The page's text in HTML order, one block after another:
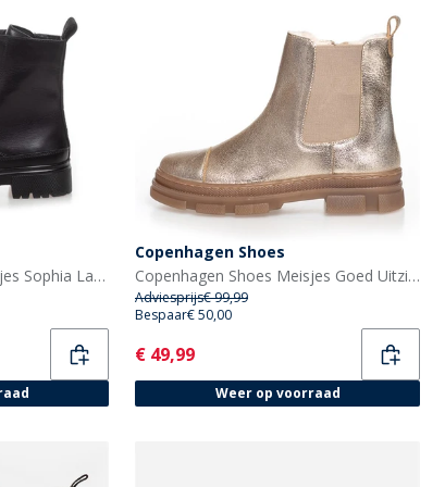
Copenhagen Shoes Meisjes Sophia Laarzen 0001 Zwart
Copenhagen Shoes
Copenhagen Shoes Meisjes Goed Uitziende Lage Laarzen 012 Goud Metallic
Adviesprijs€ 99,99
Bespaar€ 50,00
Current
€ 49,99
Weer op voorraad